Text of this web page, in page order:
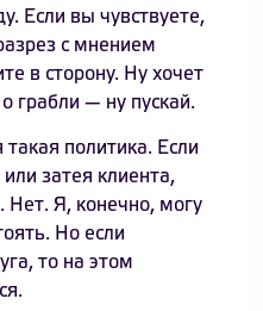
Если вы чувствуете,
с мнением
в сторону. Ну хочет
грабли — ну пускай.
политика. Если
затея клиента,
Нет. Я, конечно, могу
Но если
то на этом